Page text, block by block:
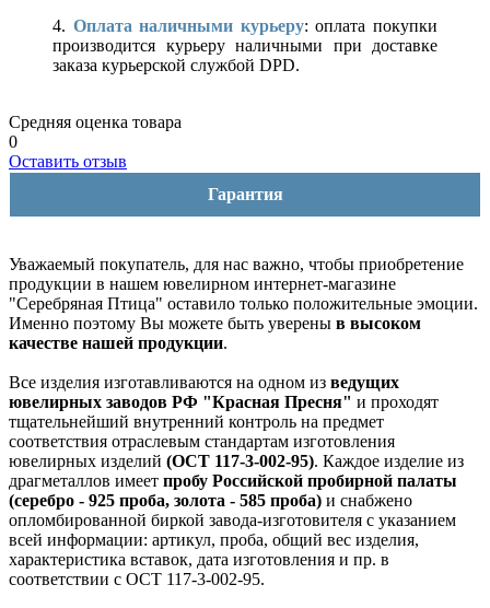
4. Оплата наличными курьеру: оплата покупки
производится курьеру наличными при доставке
заказа курьерской службой DPD.
Средняя оценка товара
0
Оставить отзыв
Гарантия
Уважаемый покупатель, для нас важно, чтобы приобретение
продукции в нашем ювелирном интернет-магазине
"Серебряная Птица" оставило только положительные эмоции.
Именно поэтому Вы можете быть уверены в высоком
качестве нашей продукции.
Все изделия изготавливаются на одном из ведущих
ювелирных заводов РФ "Красная Пресня" и проходят
тщательнейший внутренний контроль на предмет
соответствия отраслевым стандартам изготовления
ювелирных изделий (ОСТ 117-3-002-95). Каждое изделие из
драгметаллов имеет пробу Российской пробирной палаты
(серебро - 925 проба, золота - 585 проба) и снабжено
опломбированной биркой завода-изготовителя с указанием
всей информации: артикул, проба, общий вес изделия,
характеристика вставок, дата изготовления и пр. в
соответствии с ОСТ 117-3-002-95.